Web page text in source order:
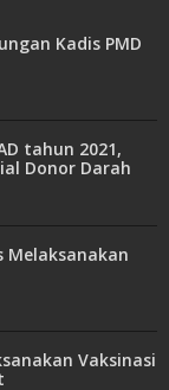
Kadis PMD
tahun 2021,
Donor Darah
Melaksanakan
Vaksinasi